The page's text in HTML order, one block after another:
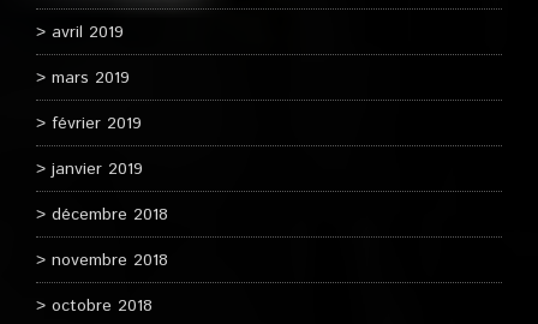
avril 2019
mars 2019
février 2019
janvier 2019
décembre 2018
novembre 2018
octobre 2018